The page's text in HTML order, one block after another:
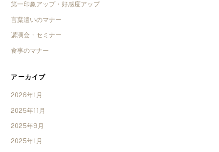
第一印象アップ・好感度アップ
言葉遣いのマナー
講演会・セミナー
食事のマナー
アーカイブ
2026年1月
2025年11月
2025年9月
2025年1月